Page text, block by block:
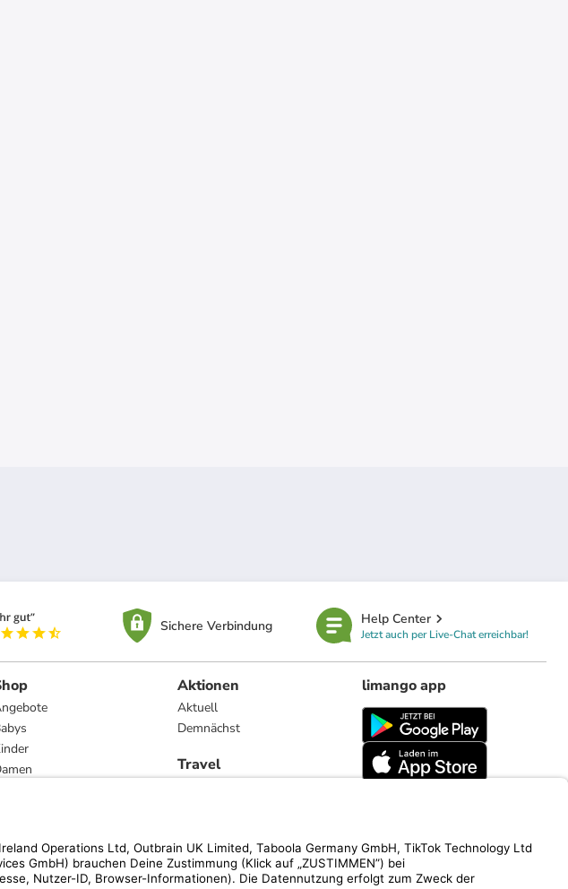
Sichere Verbindung Help Center
Jetzt auch per Live-Chat erreichbar!
Aktionen
Aktuell
Demnächst
Travel
limango app